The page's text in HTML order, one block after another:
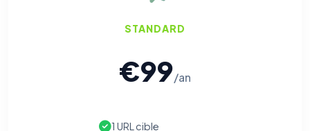
STANDARD
€99/an
1 URL cible